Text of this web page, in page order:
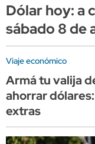
Dólar hoy: a
sábado 8 de
Viaje económico
Armá tu valija
ahorrar
extras